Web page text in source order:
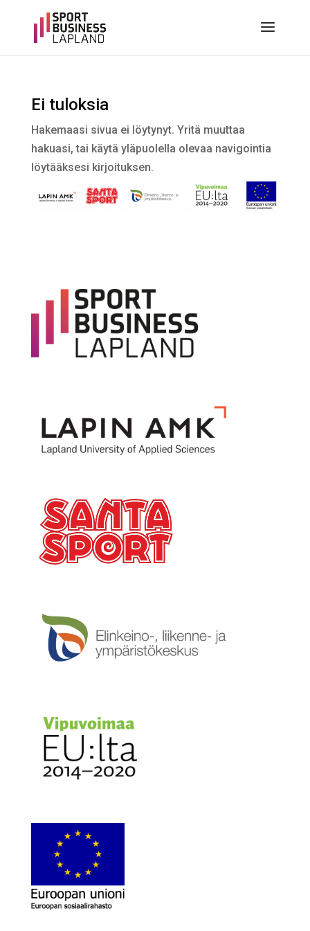
Ei tuloksia
Hakemaasi sivua ei löytynyt. Yritä muuttaa
hakuasi, tai käytä yläpuolella olevaa navigointia
löytääksesi kirjoituksen.